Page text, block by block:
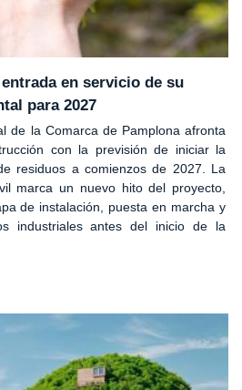
en servicio de su
para 2027
de la Comarca de Pamplona afronta
con la previsión de iniciar la
residuos a comienzos de 2027. La
marca un nuevo hito del proyecto,
de instalación, puesta en marcha y
industriales antes del inicio de la